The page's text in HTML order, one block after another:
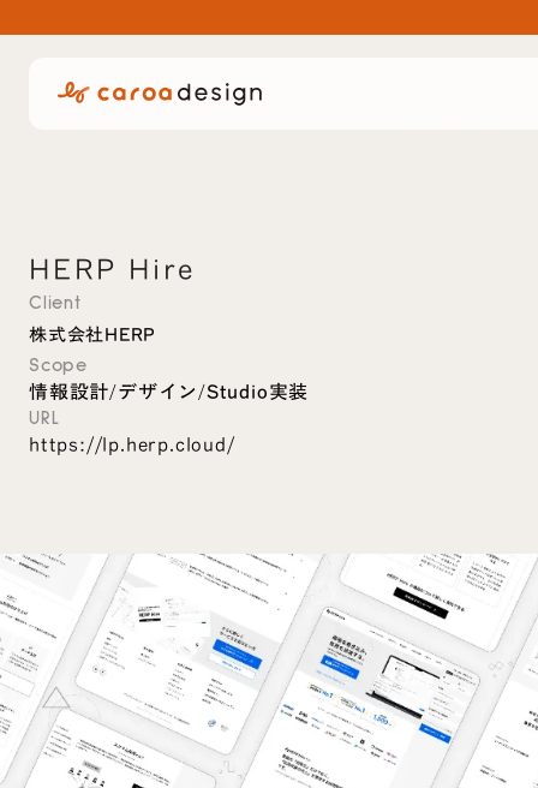
HERP Hire
Client
株式会社HERP
Scope
情報設計/デザイン/Studio実装
URL
https://lp.herp.cloud/